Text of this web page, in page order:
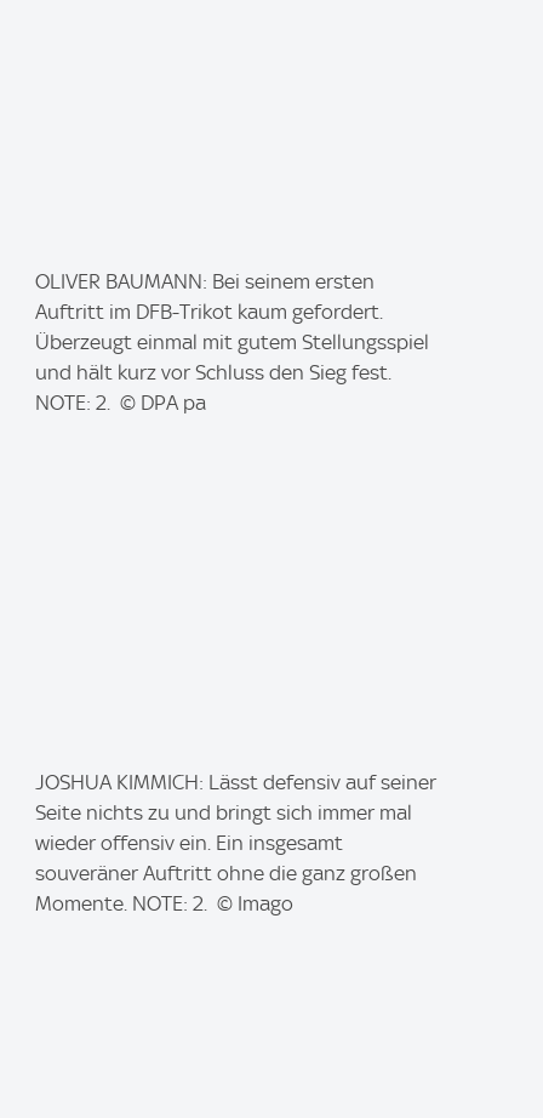
m
OLIVER BAUMANN: Bei seinem ersten
Auftritt im DFB-Trikot kaum gefordert.
Überzeugt einmal mit gutem Stellungsspiel
und hält kurz vor Schluss den Sieg fest.
NOTE: 2. © DPA pa
m
JOSHUA KIMMICH: Lässt defensiv auf seiner
Seite nichts zu und bringt sich immer mal
wieder offensiv ein. Ein insgesamt
souveräner Auftritt ohne die ganz großen
Momente. NOTE: 2. © Imago